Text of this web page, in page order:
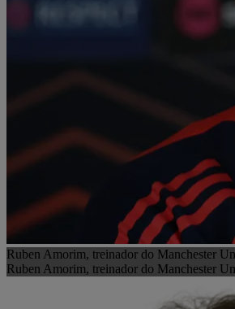
Ruben Amorim, treinador do Manchester
Ruben Amorim, treinador do Manchester